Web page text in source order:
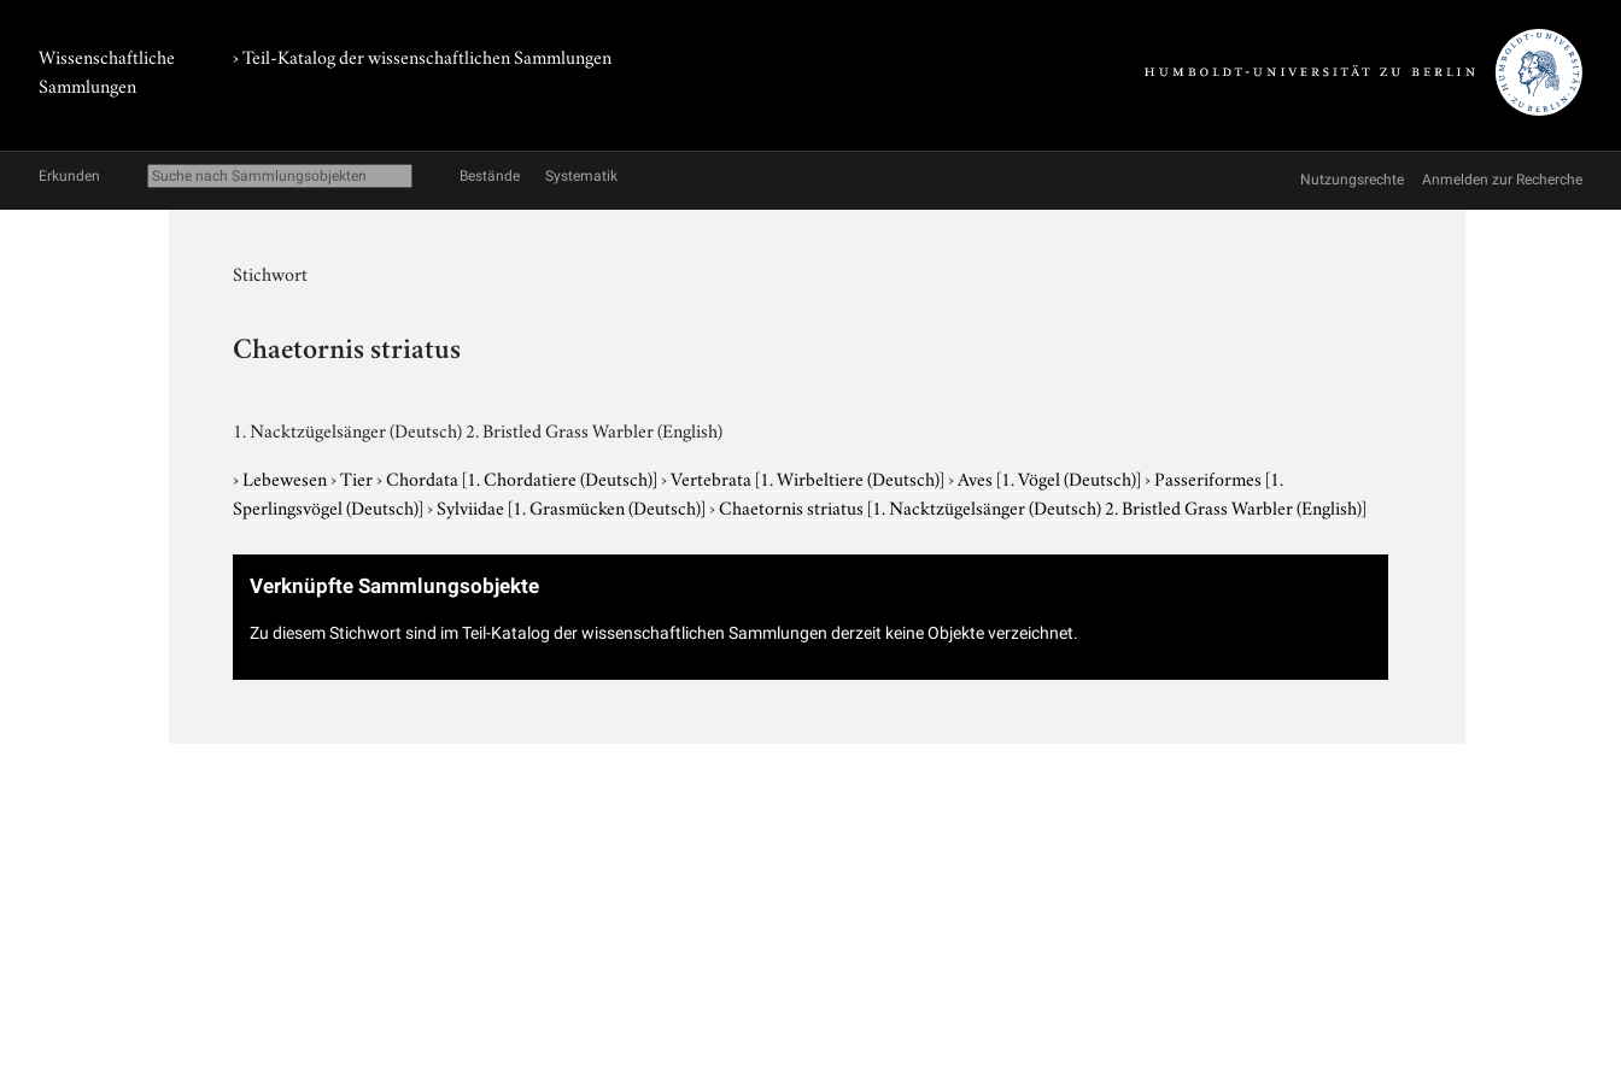
Wissenschaftliche
Sammlungen
› Teil-Katalog der wissenschaftlichen Sammlungen
Erkunden Bestände Systematik Nutzungsrechte Anmelden zur Recherche
Stichwort
Chaetornis striatus
1. Nacktzügelsänger (Deutsch) 2. Bristled Grass Warbler (English)
›Lebewesen›Tier›Chordata [1. Chordatiere (Deutsch)]›Vertebrata [1. Wirbeltiere (Deutsch)]›Aves [1. Vögel (Deutsch)]›Passeriformes [1.
Sperlingsvögel (Deutsch)]›Sylviidae [1. Grasmücken (Deutsch)]›Chaetornis striatus [1. Nacktzügelsänger (Deutsch) 2. Bristled Grass Warbler (English)]
Verknüpfte Sammlungsobjekte
Zu diesem Stichwort sind im Teil-Katalog der wissenschaftlichen Sammlungen derzeit keine Objekte verzeichnet.